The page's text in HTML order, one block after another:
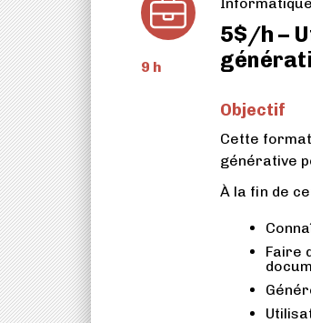
9 h
5$/h –
Objectif
Cette
générative
À la fin de
Faire